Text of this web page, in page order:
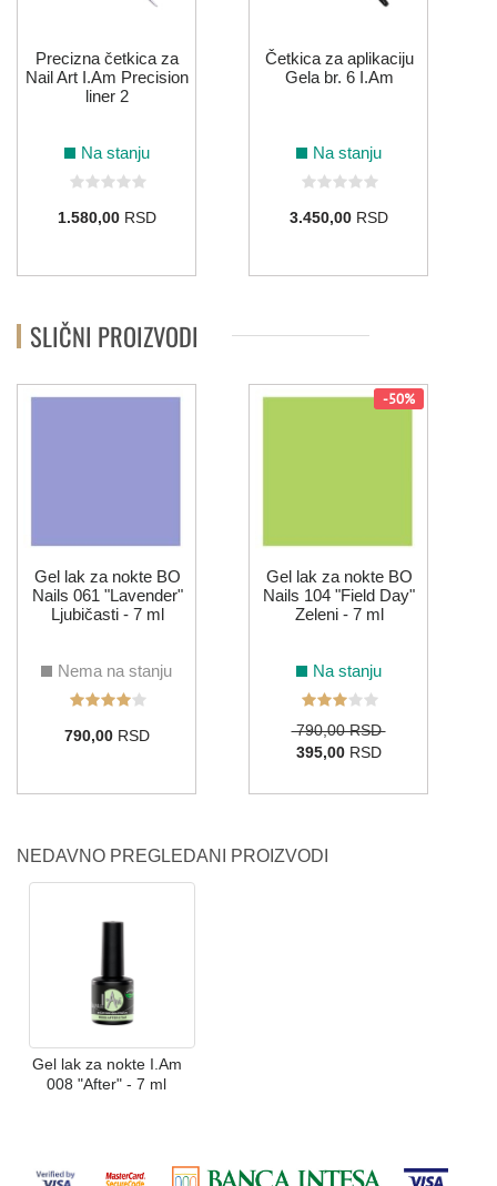
Precizna četkica za
Nail Art I.Am Precision
liner 2
Na stanju
1.580,00RSD
Četkica za aplikaciju
Gela br. 6 I.Am
Na stanju
3.450,00RSD
SLIČNI PROIZVODI
Gel lak za nokte BO
Nails 061 "Lavender"
Ljubičasti - 7 ml
Nema na stanju
790,00RSD
-50%
Gel lak za nokte BO
Nails 104 "Field Day"
Zeleni - 7 ml
Na stanju
790,00 RSD
395,00RSD
NEDAVNO PREGLEDANI PROIZVODI
Gel lak za nokte I.Am
008 "After" - 7 ml